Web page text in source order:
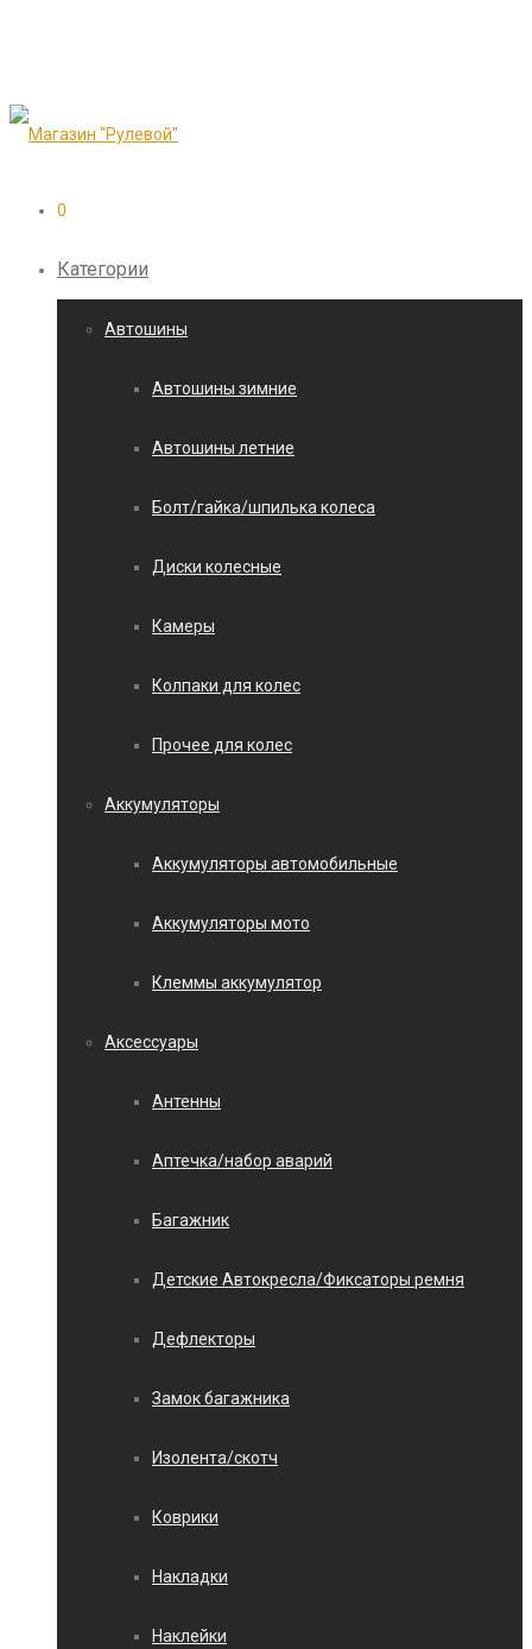
0
Категории
Автошины
Автошины зимние
Автошины летние
Болт/гайка/шпилька колеса
Диски колесные
Камеры
Колпаки для колес
Прочее для колес
Аккумуляторы
Аккумуляторы автомобильные
Аккумуляторы мото
Клеммы аккумулятор
Аксессуары
Антенны
Аптечка/набор аварий
Багажник
Детские Автокресла/Фиксаторы ремня
Дефлекторы
Замок багажника
Изолента/скотч
Коврики
Накладки
Наклейки